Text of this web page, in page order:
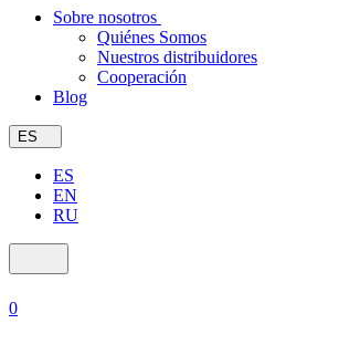
Sobre nosotros
Quiénes Somos
Nuestros distribuidores
Cooperación
Blog
ES
ES
EN
RU
0